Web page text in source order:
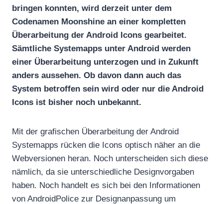
bringen konnten, wird derzeit unter dem
Codenamen Moonshine an einer kompletten
Überarbeitung der Android Icons gearbeitet.
Sämtliche Systemapps unter Android werden
einer Überarbeitung unterzogen und in Zukunft
anders aussehen. Ob davon dann auch das
System betroffen sein wird oder nur die Android
Icons ist bisher noch unbekannt.
Mit der grafischen Überarbeitung der Android
Systemapps rücken die Icons optisch näher an die
Webversionen heran. Noch unterscheiden sich diese
nämlich, da sie unterschiedliche Designvorgaben
haben. Noch handelt es sich bei den Informationen
von AndroidPolice zur Designanpassung um